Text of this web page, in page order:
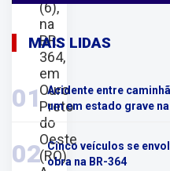
(6),
na
BR-
364,
em
Ouro
Preto
do
Oeste
(RO).
MAIS LIDAS
01 Acidente entre
um em estado grave
02 Cinco veículos se
obra na BR-364